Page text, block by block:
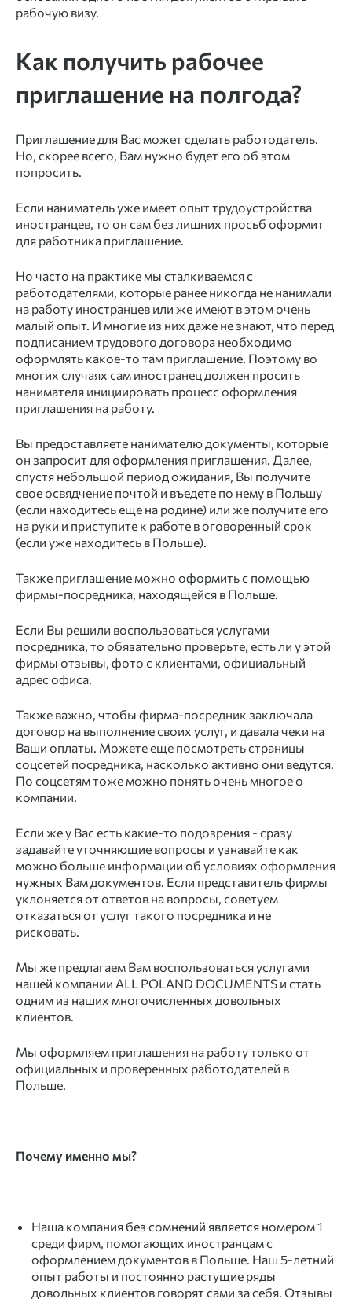
рабочую визу.
Как получить рабочее
приглашение на полгода?
Приглашение для Вас может сделать работодатель.
Но, скорее всего, Вам нужно будет его об этом
попросить.
Если наниматель уже имеет опыттрудоустройства
иностранцев, то он сам без лишних просьб оформит
для работника приглашение.
Но часто на практике мы сталкиваемся с
работодателями, которые ранее никогда не нанимали
на работу иностранцев или же имеют в этом очень
малый опыт. И многие из них даже не знают, что перед
подписанием трудового договора необходимо
оформлять какое-то там приглашение. Поэтому во
многих случаях сам иностранец должен просить
нанимателя инициировать процесс оформления
приглашения на работу.
Вы предоставляете нанимателю документы, которые
он запросит дляоформления приглашения. Далее,
спустя небольшой период ожидания, Вы получите
свое освядчение почтой и въедете по нему в Польшу
(если находитесь еще на родине) или же получите его
на руки и приступите к работе в оговоренный срок
(если уже находитесь в Польше).
Также приглашение можно оформить с помощью
фирмы-посредника, находящейся в Польше.
Если Вы решили воспользоваться услугами
посредника, то обязательно проверьте, есть ли у этой
фирмы отзывы, фото с клиентами, официальный
адрес офиса.
Также важно, чтобы фирма-посредник заключала
договор на выполнение своих услуг, и давала чеки на
Ваши оплаты. Можете еще посмотреть страницы
соцсетей посредника, насколько активно они ведутся.
По соцсетям тоже можно понять очень многое о
компании.
Если же у Вас есть какие-то подозрения - сразу
задавайте уточняющие вопросы и узнавайте как
можно больше информации об условиях оформления
нужных Вам документов. Если представительфирмы
уклоняется от ответов на вопросы, советуем
отказаться от услуг такого посредника и не
рисковать.
Мы же предлагаем Вам воспользоваться услугами
нашей компании ALL POLAND DOCUMENTS и стать
одним из наших многочисленных довольных
клиентов.
Мы оформляем приглашения на работутолько от
официальных и проверенных работодателей в
Польше.
Почему именно мы?
Наша компания без сомнений является номером 1
среди фирм, помогающих иностранцамс
оформлением документов в Польше. Наш 5-летний
опыт работы и постоянно растущие ряды
довольных клиентов говорят сами за себя. Отзывы